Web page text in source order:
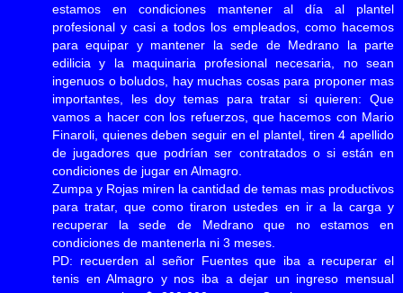
estamos en condiciones mantener al día al plantel
profesional y casi a todos los empleados, como hacemos
para equipar y mantener la sede de Medrano la parte
edilicia y la maquinaria profesional necesaria, no sean
ingenuos o boludos, hay muchas cosas para proponer mas
importantes, les doy temas para tratar si quieren: Que
vamos a hacer con los refuerzos, que hacemos con Mario
Finaroli, quienes deben seguir en el plantel, tiren 4 apellido
de jugadores que podrían ser contratados o si están en
condiciones de jugar en Almagro.
Zumpa y Rojas miren la cantidad de temas mas productivos
para tratar, que como tiraron ustedes en ir a la carga y
recuperar la sede de Medrano que no estamos en
condiciones de mantenerla ni 3 meses.
PD: recuerden al señor Fuentes que iba a recuperar el
tenis en Almagro y nos iba a dejar un ingreso mensual